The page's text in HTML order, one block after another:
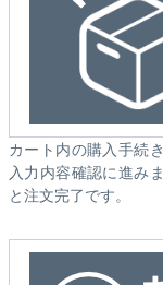
カート内の購入手続
入力内容確認に進み
と注文完了です。